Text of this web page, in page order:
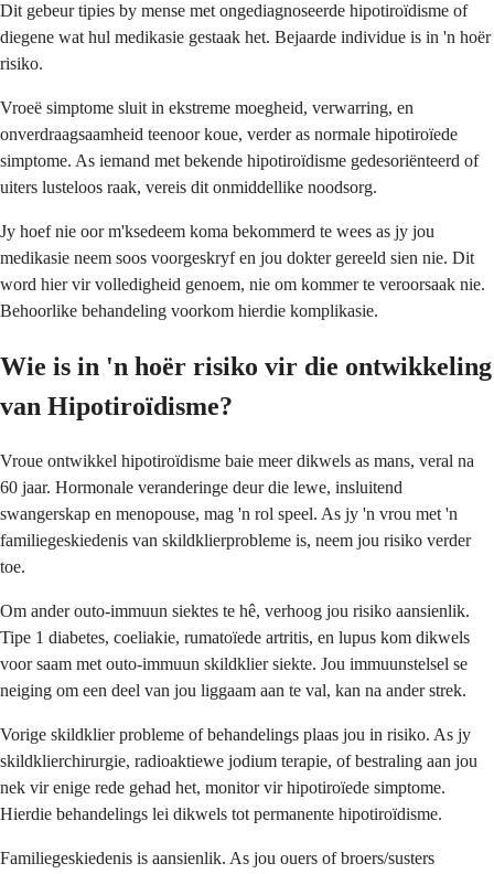
Dit gebeur tipies by mense met ongediagnoseerde hipotiroïdisme of
diegene wat hul medikasie gestaak het. Bejaarde individue is in 'n hoër
risiko.
Vroeë simptome sluit in ekstreme moegheid, verwarring, en
onverdraagsaamheid teenoor koue, verder as normale hipotiroïede
simptome. As iemand met bekende hipotiroïdisme gedesoriënteerd of
uiters lusteloos raak, vereis dit onmiddellike noodsorg.
Jy hoef nie oor m'ksedeem koma bekommerd te wees as jy jou
medikasie neem soos voorgeskryf en jou dokter gereeld sien nie. Dit
word hier vir volledigheid genoem, nie om kommer te veroorsaak nie.
Behoorlike behandeling voorkom hierdie komplikasie.
Wie is in 'n hoër risiko vir die ontwikkeling
van Hipotiroïdisme?
Vroue ontwikkel hipotiroïdisme baie meer dikwels as mans, veral na
60 jaar. Hormonale veranderinge deur die lewe, insluitend
swangerskap en menopouse, mag 'n rol speel. As jy 'n vrou met 'n
familiegeskiedenis van skildklierprobleme is, neem jou risiko verder
toe.
Om ander outo-immuun siektes te hê, verhoog jou risiko aansienlik.
Tipe 1 diabetes, coeliakie, rumatoïede artritis, en lupus kom dikwels
voor saam met outo-immuun skildklier siekte. Jou immuunstelsel se
neiging om een deel van jou liggaam aan te val, kan na ander strek.
Vorige skildklier probleme of behandelings plaas jou in risiko. As jy
skildklierchirurgie, radioaktiewe jodium terapie, of bestraling aan jou
nek vir enige rede gehad het, monitor vir hipotiroïede simptome.
Hierdie behandelings lei dikwels tot permanente hipotiroïdisme.
Familiegeskiedenis is aansienlik. As jou ouers of broers/susters